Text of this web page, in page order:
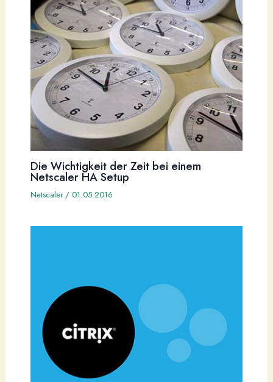
Die Wichtigkeit der Zeit bei einem
Netscaler HA Setup
Netscaler/ 01.05.2016